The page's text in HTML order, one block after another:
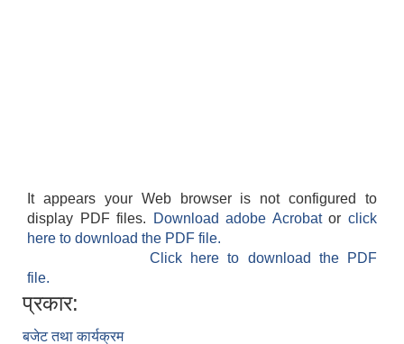
It appears your Web browser is not configured to
display PDF files.
Download adobe Acrobatorclick
here to download the PDF file.
Click here to download the PDF
file.
प्रकार:
बजेट तथा कार्यक्रम